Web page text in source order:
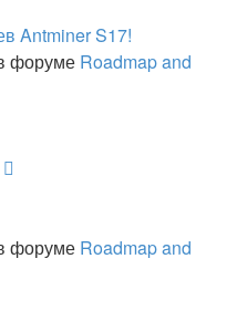
Antminer S17!
форуме Roadmap and
форуме Roadmap and